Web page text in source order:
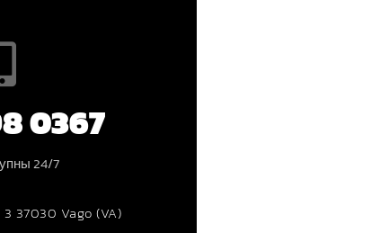
0367
24/7
37030 Vago (VA)